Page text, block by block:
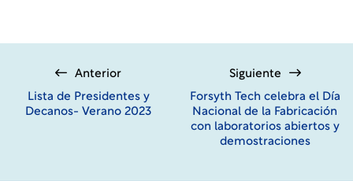
Anterior
Lista de Presidentes y
Decanos- Verano 2023
Siguiente
Forsyth Tech celebra el Día
Nacional de la Fabricación
con laboratorios abiertos y
demostraciones